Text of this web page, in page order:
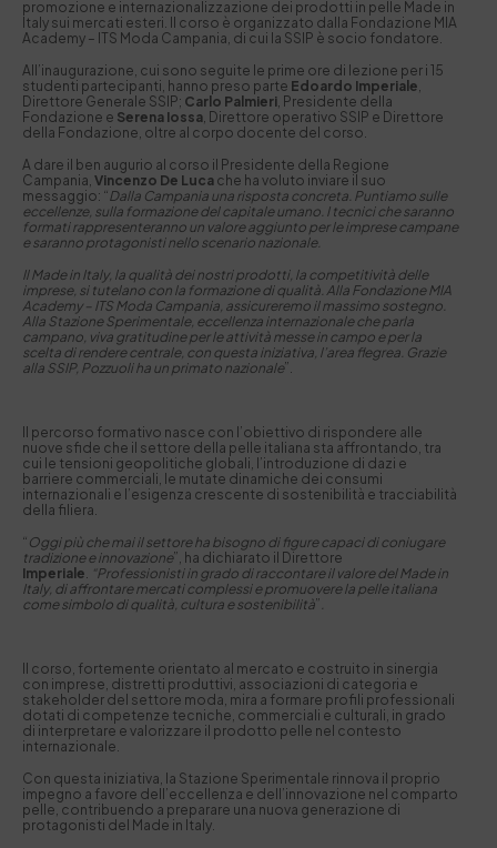
promozione e internazionalizzazione dei prodotti in pelle Made in
Italy sui mercati esteri. Il corso è organizzato dalla Fondazione MIA
Academy – ITS Moda Campania, di cui la SSIP è socio fondatore.
All’inaugurazione, cui sono seguite le prime ore di lezione per i 15
studenti partecipanti, hanno preso parte Edoardo Imperiale,
Direttore Generale SSIP; Carlo Palmieri, Presidente della
Fondazione e Serena Iossa, Direttore operativo SSIP e Direttore
della Fondazione, oltre al corpo docente del corso.
A dare il ben augurio al corso il Presidente della Regione
Campania, Vincenzo De Luca che ha voluto inviare il suo
messaggio: “Dalla Campania una risposta concreta. Puntiamo sulle
eccellenze, sulla formazione del capitale umano. I tecnici che saranno
formati rappresenteranno un valore aggiunto per le imprese campane
e saranno protagonisti nello scenario nazionale.
Il Made in Italy, la qualità dei nostri prodotti, la competitività delle
imprese, si tutelano con la formazione di qualità. Alla Fondazione MIA
Academy – ITS Moda Campania, assicureremo il massimo sostegno.
Alla Stazione Sperimentale, eccellenza internazionale che parla
campano, viva gratitudine per le attività messe in campo e per la
scelta di rendere centrale, con questa iniziativa, l’area flegrea. Grazie
alla SSIP, Pozzuoli ha un primato nazionale”.
Il percorso formativo nasce con l’obiettivo di rispondere alle
nuove sfide che il settore della pelle italiana sta affrontando, tra
cui le tensioni geopolitiche globali, l’introduzione di dazi e
barriere commerciali, le mutate dinamiche dei consumi
internazionali e l’esigenza crescente di sostenibilità e tracciabilità
della filiera.
“ Oggi più che mai il settore ha bisogno di figure capaci di coniugare
tradizione e innovazione”, ha dichiarato il Direttore
Imperiale. “Professionisti in grado di raccontare il valore del Made in
Italy, di affrontare mercati complessi e promuovere la pelle italiana
come simbolo di qualità, cultura e sostenibilità”.
Il corso, fortemente orientato al mercato e costruito in sinergia
con imprese, distretti produttivi, associazioni di categoria e
stakeholder del settore moda, mira a formare profili professionali
dotati di competenze tecniche, commerciali e culturali, in grado
di interpretare e valorizzare il prodotto pelle nel contesto
internazionale.
Con questa iniziativa, la Stazione Sperimentale rinnova il proprio
impegno a favore dell’eccellenza e dell’innovazione nel comparto
pelle, contribuendo a preparare una nuova generazione di
protagonisti del Made in Italy.